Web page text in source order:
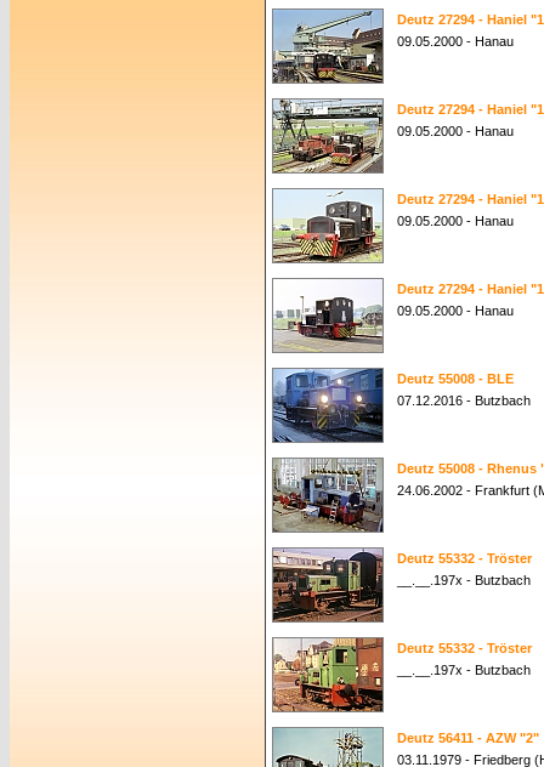
Deutz 27294 - Haniel
09.05.2000 - Hanau
Deutz 27294 - Haniel
09.05.2000 - Hanau
Deutz 27294 - Haniel
09.05.2000 - Hanau
Deutz 27294 - Haniel
09.05.2000 - Hanau
Deutz 55008 - BLE
07.12.2016 - Butzbach
Deutz 55008 - Rhenus
24.06.2002 - Frankfurt
Deutz 55332 - Tröster
__.__.197x - Butzbach
Deutz 55332 - Tröster
__.__.197x - Butzbach
Deutz 56411 - AZW "2"
03.11.1979 - Friedberg